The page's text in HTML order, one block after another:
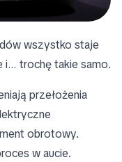
wszystko staje
i… trochę takie samo.
przełożenia
obrotowy.
w aucie.